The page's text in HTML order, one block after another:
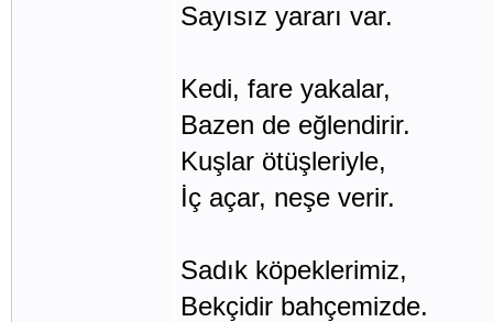
Sayısız yararı var.
Kedi, fare yakalar,
Bazen de eğlendirir.
Kuşlar ötüşleriyle,
İç açar, neşe verir.
Sadık köpeklerimiz,
Bekçidir bahçemizde.